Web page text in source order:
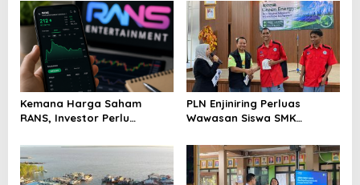
Kemana Harga Saham
RANS, Investor Perlu
Menghindari Spekulasi
Berlebihan
PLN Enjiniring Perluas
Wawasan Siswa SMK
Perubahan Iklim